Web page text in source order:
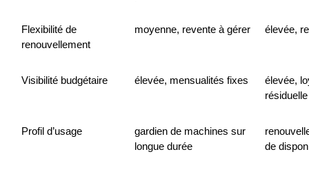
Flexibilité de
renouvellement
moyenne, revente à gérer élevée,
Visibilité budgétaire élevée, mensualités fixes
élevée,
Profil d’usage
gardien de machines sur
longue durée
de